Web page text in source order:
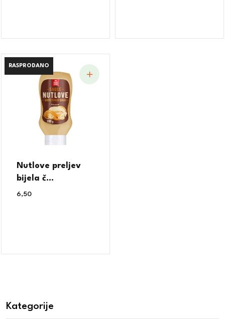
RASPRODANO
RASPRODANO
Nutlove preljev
bijela č...
6,50
Kategorije